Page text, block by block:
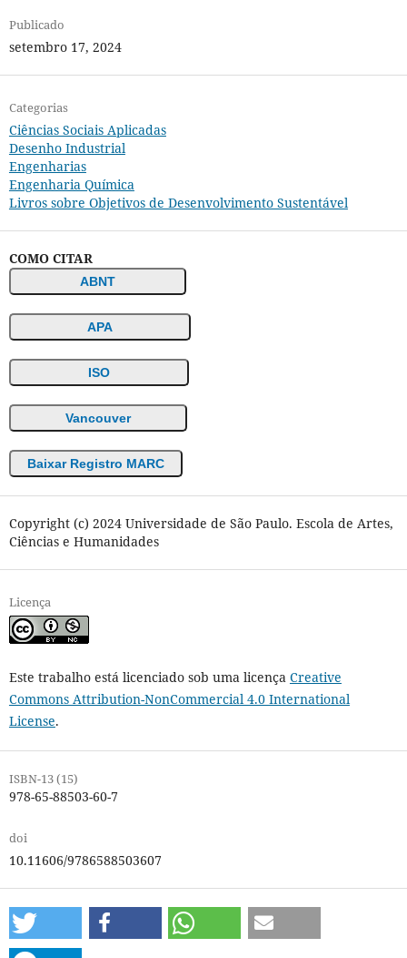
Publicado
setembro 17, 2024
Categorias
Ciências Sociais Aplicadas
Desenho Industrial
Engenharias
Engenharia Química
Livros sobre Objetivos de Desenvolvimento Sustentável
COMO CITAR
ABNT
APA
ISO
Vancouver
Baixar Registro MARC
Copyright (c) 2024 Universidade de São Paulo. Escola de Artes,
Ciências e Humanidades
Licença
Este trabalho está licenciado sob uma licença Creative
Commons Attribution-NonCommercial 4.0 International
License.
ISBN-13 (15)
978-65-88503-60-7
doi
10.11606/9786588503607